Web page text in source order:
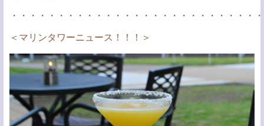
・・・・・・・・・・・・・・・・・・・・・・・・・・
＜マリンタワーニュース！！！＞